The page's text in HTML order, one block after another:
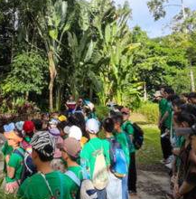
学位委员会
形象标识
青促会小组
人才招聘
学位
学生
联系